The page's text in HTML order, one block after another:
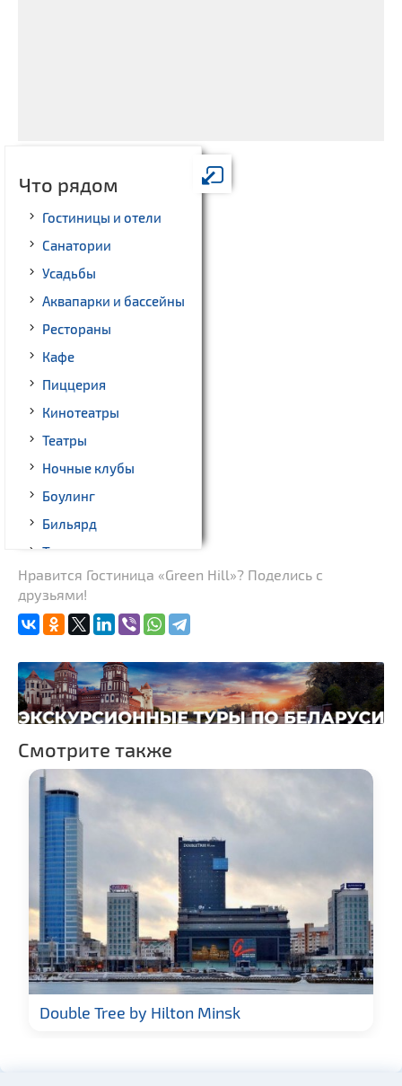
Что рядом
Гостиницы и отели
Санатории
Усадьбы
Аквапарки и бассейны
Рестораны
Кафе
Пиццерия
Кинотеатры
Театры
Ночные клубы
Боулинг
Бильярд
Торговые центры,
Пассажирские
Гражданская
Замки и дворцы
Церкви
Памятники природы
Производства
Военная история
Мастер-классы
Квесты
Новости
Ратуши
Родовые усадьбы
Памятники известным
людям
Нравится Гостиница «Green Hill»? Поделись с
друзьями!
Смотрите также
Double Tree by Hilton Minsk